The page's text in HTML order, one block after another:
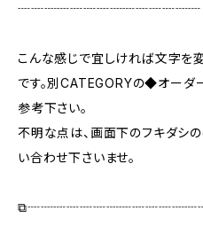
┈┈┈┈┈┈┈┈┈┈┈┈┈┈
こんな感じで宜しければ文字を
です。別CATEGORYの◆オーダ
参考下さい。
不明な点は、画面下のフキダシ
い合わせ下さいませ。